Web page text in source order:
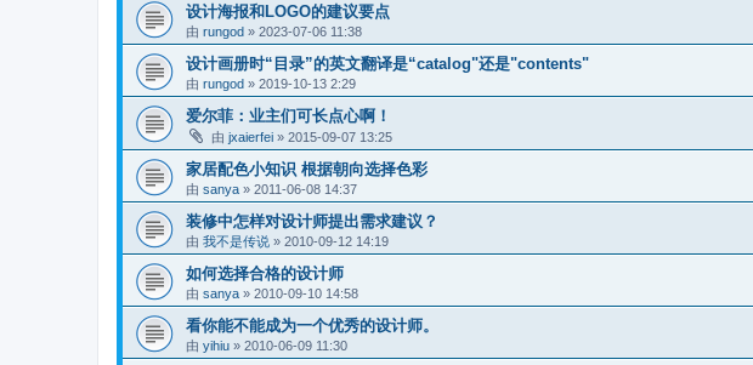
设计海报和LOGO的建议要点
由 rungod » 2023-07-06 11:38
设计画册时“目录”的英文翻译是“catalog"还是"contents"
由 rungod » 2019-10-13 2:29
爱尔菲：业主们可长点心啊！
由 jxaierfei » 2015-09-07 13:25
家居配色小知识 根据朝向选择色彩
由 sanya » 2011-06-08 14:37
装修中怎样对设计师提出需求建议？
由 我不是传说 » 2010-09-12 14:19
如何选择合格的设计师
由 sanya » 2010-09-10 14:58
看你能不能成为一个优秀的设计师。
由 yihiu » 2010-06-09 11:30